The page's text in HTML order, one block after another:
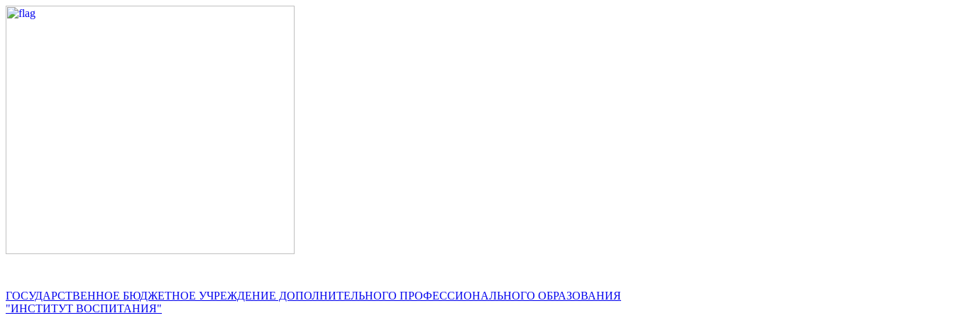
ГОСУДАРСТВЕННОЕ БЮДЖЕТНОЕ УЧРЕЖДЕНИЕ ДОПОЛНИТЕЛЬНОГО ПРОФЕССИОНАЛЬНОГО ОБРАЗОВАНИЯ
"ИНСТИТУТ ВОСПИТАНИЯ"